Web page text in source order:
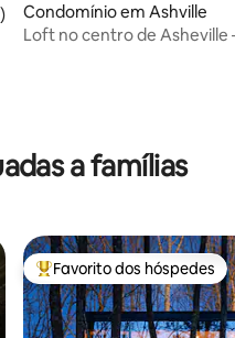
média de 4,92 em 5 estrelas,
Condomínio em Ashville
Loft no centro de Asheville
a famílias
Favoritos dos hóspedes
Favorito dos hóspedes